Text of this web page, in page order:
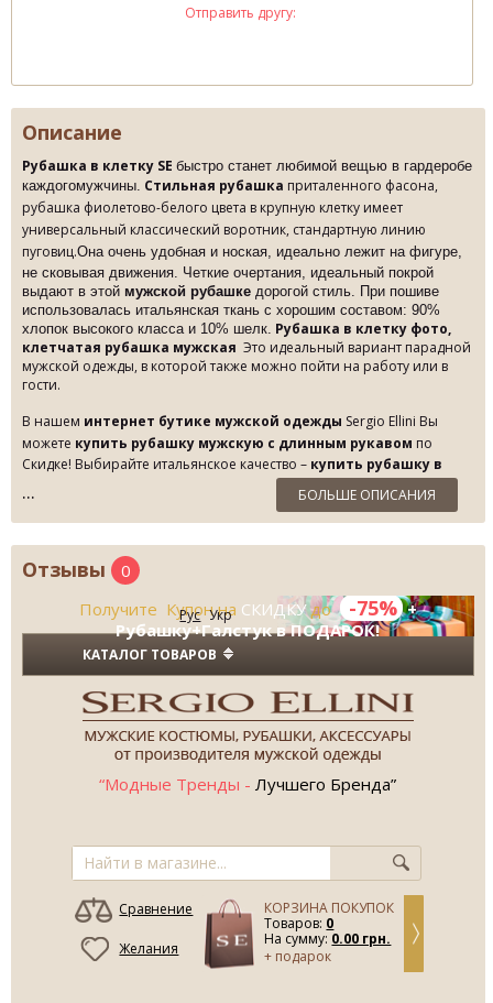
Отправить другу:
Описание
Рубашка в клетку SE быстро станет любимой вещью в гардеробе
каждогомужчины. Стильная рубашка приталенного фасона,
рубашка фиолетово-белого цвета в крупную клетку имеет
универсальный классический воротник, стандартную линию
пуговиц.Она очень удобная и ноская, идеально лежит на фигуре,
не сковывая движения. Четкие очертания, идеальный покрой
выдают в этой мужской рубашке дорогой стиль. При пошиве
использовалась итальянская ткань с хорошим составом: 90%
хлопок высокого класса и 10% шелк. Рубашка в клетку фото,
клетчатая рубашка мужская Это идеальный вариант парадной
мужской одежды, в которой также можно пойти на работу или в
гости.
В нашем интернет бутике мужской одежды Sergio Ellini Вы
можете купить рубашку мужскую с длинным рукавом по
Скидке! Выбирайте итальянское качество – купить рубашку в
от Sergio Ellini и будьте неотразимы!
БОЛЬШЕ ОПИСАНИЯ
Отзывы
0
Получите Купон на СКИДКУдо -75% +
Рубашку+Галстук в ПОДАРОК!
Рус Укр
КАТАЛОГ ТОВАРОВ
“Модные Тренды - Лучшего Бренда”
КОРЗИНА ПОКУПОК
Товаров: 0
На сумму: 0.00 грн.
+ подарок
Сравнение
Желания